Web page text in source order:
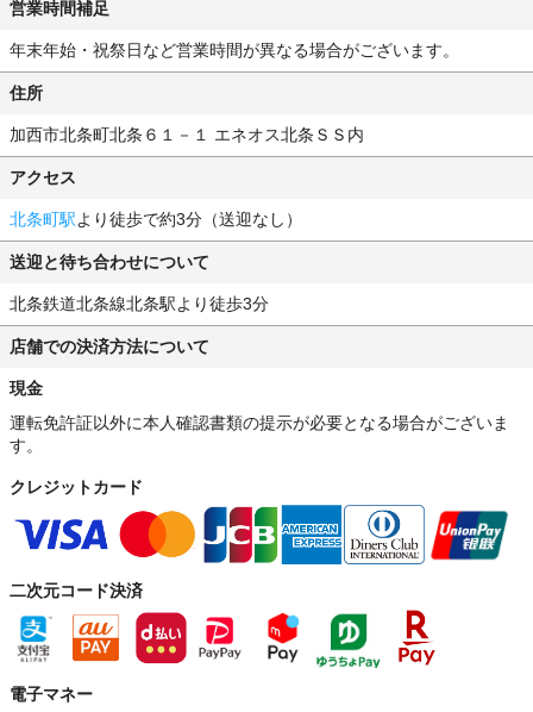
営業時間補足
年末年始・祝祭日など営業時間が異なる場合がございます。
住所
加西市北条町北条６１－１ エネオス北条ＳＳ内
アクセス
北条町駅より徒歩で約3分（送迎なし）
送迎と待ち合わせについて
北条鉄道北条線北条駅より徒歩3分
店舗での決済方法について
現金
運転免許証以外に本人確認書類の提示が必要となる場合がございま
す。
クレジットカード
二次元コード決済
電子マネー